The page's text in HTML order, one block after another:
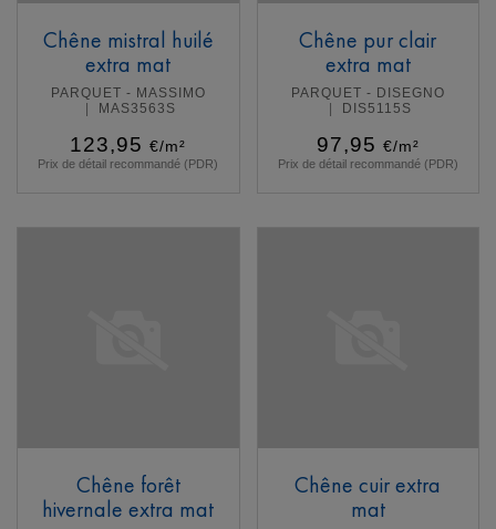
Chêne mistral huilé
extra mat
PARQUET - MASSIMO
MAS3563S
123,95 €/m²
Prix de détail recommandé (PDR)
Chêne pur clair
extra mat
PARQUET - DISEGNO
DIS5115S
97,95 €/m²
Prix de détail recommandé (PDR)
Chêne forêt
hivernale extra mat
Chêne cuir extra
mat